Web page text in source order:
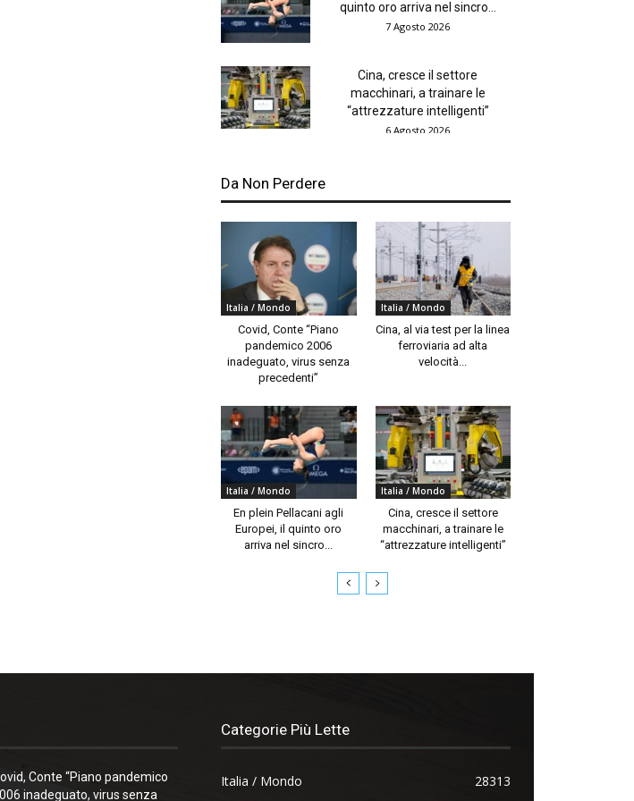
quinto oro arriva nel sincro...
7 Agosto 2026
Cina, cresce il settore
macchinari, a trainare le
“attrezzature intelligenti”
6 Agosto 2026
Da Non Perdere
Italia / Mondo
Covid, Conte “Piano
pandemico 2006
inadeguato, virus senza
precedenti”
Italia / Mondo
Cina, al via test per la linea
ferroviaria ad alta
velocità...
Italia / Mondo
En plein Pellacani agli
Europei, il quinto oro
arriva nel sincro...
Italia / Mondo
Cina, cresce il settore
macchinari, a trainare le
“attrezzature intelligenti”
Conte “Piano pandemico
inadeguato, virus senza
Categorie Più Lette
Italia / Mondo
28313